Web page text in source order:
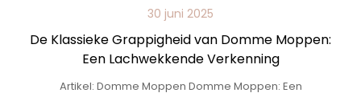
30 juni 2025
De Klassieke Grappigheid van Domme Moppen:
Een Lachwekkende Verkenning
Artikel: Domme Moppen Domme Moppen: Een